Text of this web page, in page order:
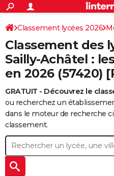
ACTUALITÉS
Politique
Société
Faits Divers
Education
Monde
Villes
+
SPORT
Coupe du monde 2026
Football
Tennis
Cyclisme
Rugby
Forum
CULTURE
Programme TV
TNT
Streaming
Cinéma
Sorties cinéma
Musique
+
FINANCE
Retraite
Impôts
Epargne
Immobilier
Risques naturels par ville
Banque
Assurance
Crédit
AUTO
Essais
Réserver un essai
Citadines
Berlines
SUV
Forum auto
+
HIGH-TECH
BRICOLAGE
Forum
Aménagement intérieur
Extérieur
Cuisine
Salle de bains
Jardinage
Rangement
+WEEK-END
Classement lycées 2026
Classement des
Sailly-Achâtel :
en 2026 (57420)
GRATUIT - Découvrez le
ou recherchez un
dans le moteur de recherche
classement.